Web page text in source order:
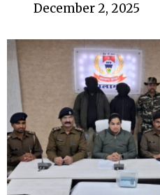
December 2, 2025